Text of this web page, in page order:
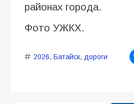
районах города.
Фото УЖКХ.
2026, Батайск, дороги